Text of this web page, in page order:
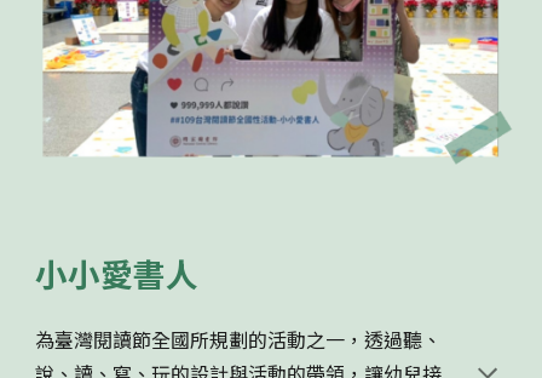
小小愛書人
為臺灣閱讀節全國所規劃的活動之一，透過聽、